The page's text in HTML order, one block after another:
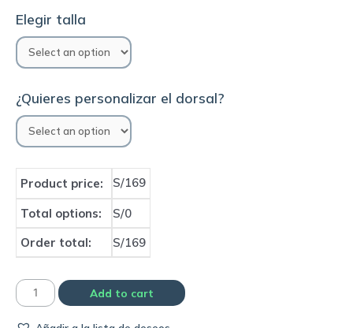
Elegir talla
¿Quieres personalizar el dorsal?
Product price: S/169
Total options:
S/0
Order total:
S/169
Camiseta
Add to cart